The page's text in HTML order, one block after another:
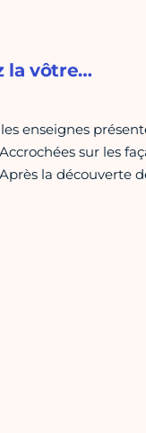
la vôtre…
enseignes
sur les
la découverte